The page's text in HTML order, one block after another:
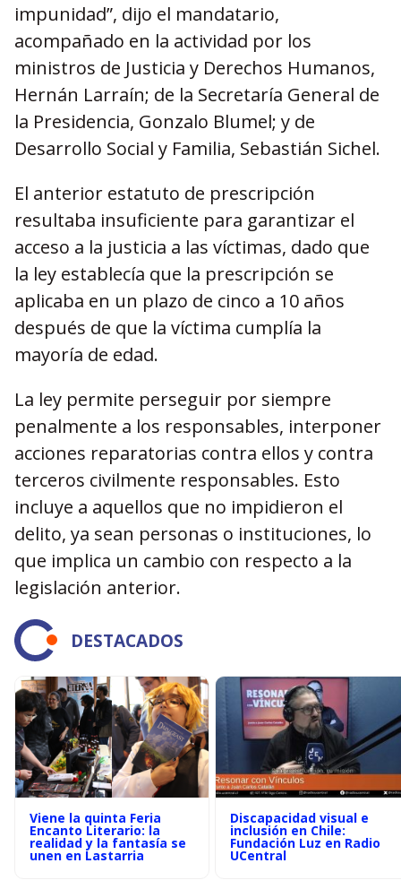
impunidad”, dijo el mandatario,
acompañado en la actividad por los
ministros de Justicia y Derechos Humanos,
Hernán Larraín; de la Secretaría General de
la Presidencia, Gonzalo Blumel; y de
Desarrollo Social y Familia, Sebastián Sichel.
El anterior estatuto de prescripción
resultaba insuficiente para garantizar el
acceso a la justicia a las víctimas, dado que
la ley establecía que la prescripción se
aplicaba en un plazo de cinco a 10 años
después de que la víctima cumplía la
mayoría de edad.
La ley permite perseguir por siempre
penalmente a los responsables, interponer
acciones reparatorias contra ellos y contra
terceros civilmente responsables. Esto
incluye a aquellos que no impidieron el
delito, ya sean personas o instituciones, lo
que implica un cambio con respecto a la
legislación anterior.
DESTACADOS
Viene la quinta Feria
Encanto Literario: la
realidad y la fantasía se
unen en Lastarria
Discapacidad visual e
inclusión en Chile:
Fundación Luz en Radio
UCentral